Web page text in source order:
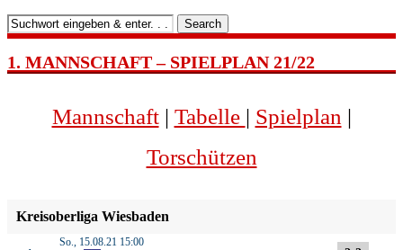
Search
1. MANNSCHAFT – SPIELPLAN 21/22
Mannschaft| Tabelle | Spielplan |
Torschützen
Kreisoberliga Wiesbaden
So., 15.08.21 15:00